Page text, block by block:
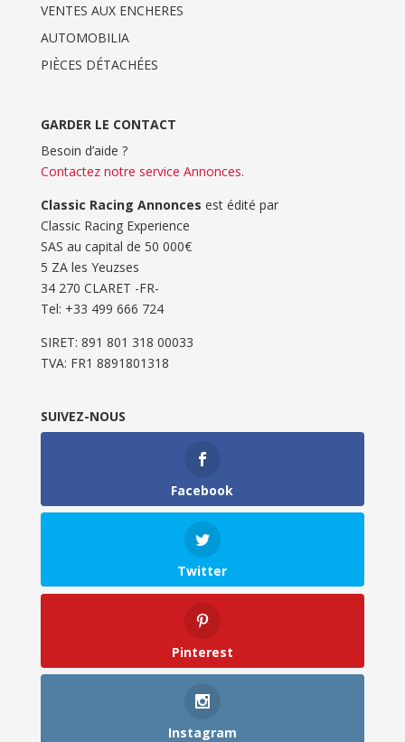
VENTES AUX ENCHERES
AUTOMOBILIA
PIÈCES DÉTACHÉES
GARDER LE CONTACT
Besoin d’aide ?
Contactez notre service Annonces.
Classic Racing Annonces est édité par
Classic Racing Experience
SAS au capital de 50 000€
5 ZA les Yeuzses
34 270 CLARET -FR-
Tel: ‭+33 499 666 724‬
SIRET: 891 801 318 00033
TVA: FR1 8891801318
SUIVEZ-NOUS
Facebook
Twitter
Pinterest
Instagram